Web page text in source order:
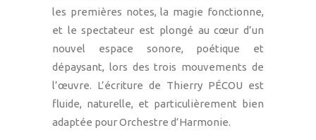
les premières notes, la magie fonctionne,
et le spectateur est plongé au cœur d’un
nouvel espace sonore, poétique et
dépaysant, lors des trois mouvements de
l’œuvre. L’écriture de Thierry PÉCOU est
fluide, naturelle, et particulièrement bien
adaptée pour Orchestre d’Harmonie.